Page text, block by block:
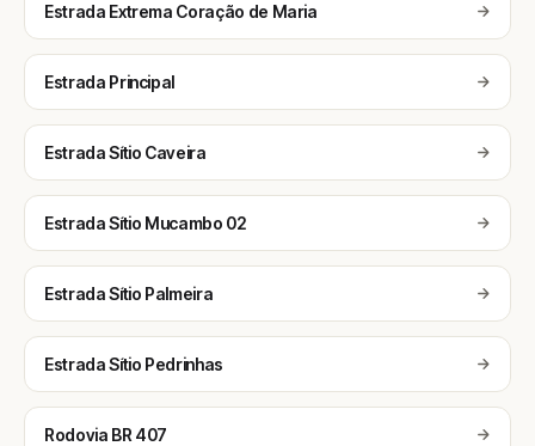
Estrada Extrema Coração de Maria
Estrada Principal
Estrada Sítio Caveira
Estrada Sítio Mucambo 02
Estrada Sítio Palmeira
Estrada Sítio Pedrinhas
Rodovia BR 407